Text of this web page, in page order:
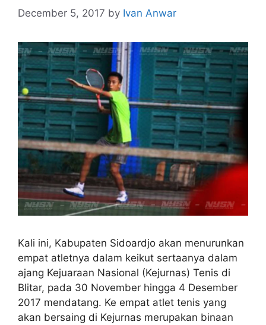
December 5, 2017 by Ivan Anwar
Kali ini, Kabupaten Sidoardjo akan menurunkan
empat atletnya dalam keikut sertaanya dalam
ajang Kejuaraan Nasional (Kejurnas) Tenis di
Blitar, pada 30 November hingga 4 Desember
2017 mendatang. Ke empat atlet tenis yang
akan bersaing di Kejurnas merupakan binaan